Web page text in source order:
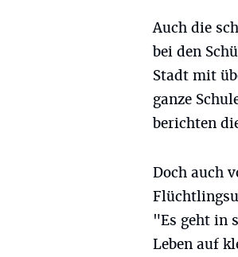
Auch die
bei den
Stadt mit
ganze
berichten
Doch auch
"Es geht in
Leben auf